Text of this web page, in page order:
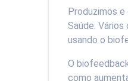
Produzimos
Saúde.
usando o
O
como